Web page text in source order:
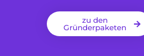
zu den
Gründerpaketen